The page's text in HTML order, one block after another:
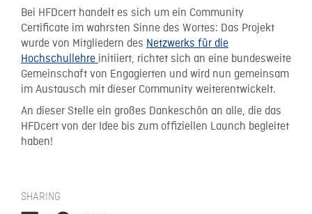
Bei HFDcert handelt es sich um ein Community
Certificate im wahrsten Sinne des Wortes: Das Projekt
wurde von Mitgliedern des Netzwerks für die
Hochschullehreinitiiert, richtet sich an eine bundesweite
Gemeinschaft von Engagierten und wird nun gemeinsam
im Austausch mit dieser Community weiterentwickelt.
An dieser Stelle ein großes Dankeschön an alle, die das
HFDcert von der Idee bis zum offiziellen Launch begleitet
haben!
SHARING